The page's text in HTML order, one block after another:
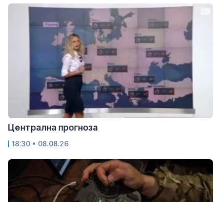
Централна прогноза
18:30 • 08.08.26